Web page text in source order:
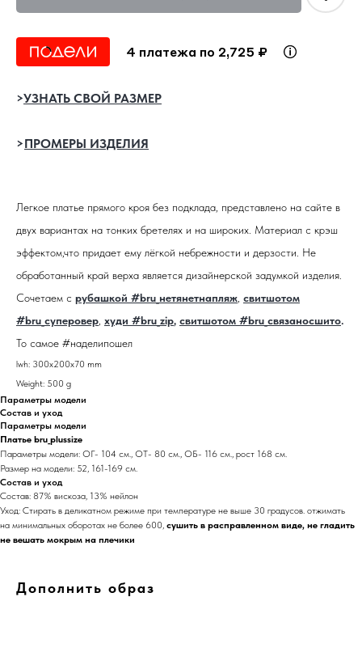
4 платежа по 2,725 ₽
>УЗНАТЬ СВОЙ РАЗМЕР
>ПРОМЕРЫ ИЗДЕЛИЯ
Легкое платье прямого кроя без подклада, представлено на сайте в
двух вариантах на тонких бретелях и на широких. Материал с крэш
эффектом,что придает ему лёгкой небрежности и дерзости. Не
обработанный край верха является дизайнерской задумкой изделия.
Сочетаем с рубашкой #bru_нетянетнапляж свитшотом
#bru_суперовер худи #bru_zip, свитшотом #bru_связаносшито.
То самое #наделипошел
lwh: 300x200x70 mm
Weight: 500 g
Параметры модели
Состав и уход
Параметры модели
Платье bru_plussize
Параметры модели: ОГ- 104 см., ОТ- 80 см., ОБ- 116 см., рост 168 см.
Размер на модели: 52, 161-169 см.
Состав и уход
Состав: 87% вискоза, 13% нейлон
Уход: Стирать в деликатном режиме при температуре не выше 30 градусов. отжимать
на минимальных оборотах не более 600, сушить в расправленном виде, не гладить
не вешать мокрым на плечики
Дополнить образ